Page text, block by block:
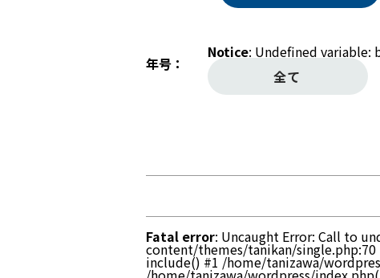
年号
Notice: Undefined variable:
全て
Fatal error: Uncaught Error: Call to
content/themes/tanikan/
include() #1 /home/tanizawa/